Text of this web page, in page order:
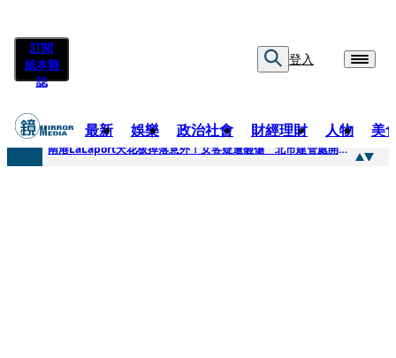
訂閱
紙本雜
誌
登入
最新 娛樂 政治社會 財經理財 人物 美
快訊
南港LaLaport天花板掉落意外！女客疑遭砸傷 北市建管處開罰30萬